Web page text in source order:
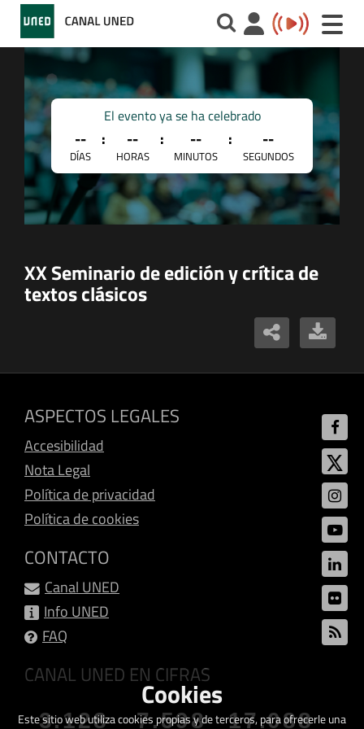
Toggle
El evento ya se ha celebrado
--
DÍAS
: --
HORAS
: --
MINUTOS
: --
SEGUNDOS
XX Seminario de edición y crítica de
textos clásicos
ASPECTOS LEGALES
Accesibilidad
Nota Legal
Política de privacidad
Política de cookies
CONTACTO
Canal UNED
Info UNED
FAQ
CANAL UNED EN CIFRAS
3.128 7.598 17.088
Cookies
Este sitio web utiliza cookies propias y de terceros, para ofrecerle una